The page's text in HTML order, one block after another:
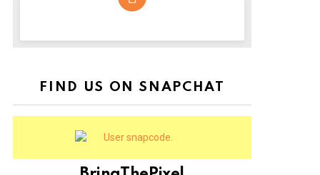
FIND US ON SNAPCHAT